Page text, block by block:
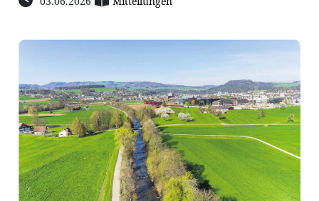
Amtliche
Mitteilungen
Baustellen